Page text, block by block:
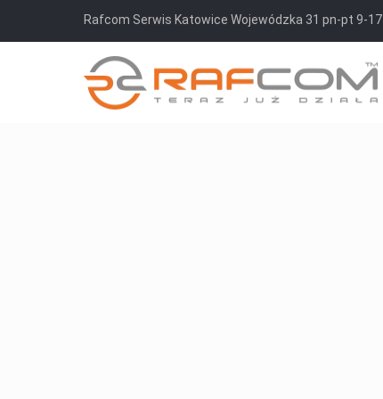
Rafcom Serwis Katowice Wojewódzka 31 pn-pt 9-17